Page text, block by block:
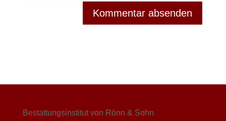
Bestattungsinstitut von Rönn & Sohn